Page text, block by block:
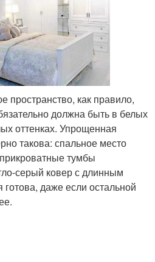
пространство, как правило,
должна быть в белых
оттенках. Упрощенная
такова: спальное место
тумбы
серый ковер с длинным
даже если остальной